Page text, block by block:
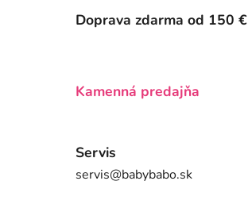
Doprava zdarma od 150 €
Kamenná predajňa
Servis
servis@babybabo.sk